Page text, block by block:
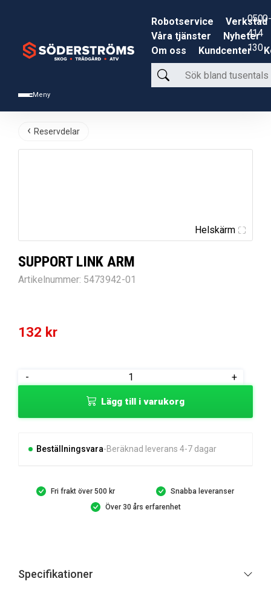
Meny
Robotservice
Verkstad
Våra tjänster
Nyheter
Om oss
Kundcenter
Sök
bland
produkter
0500-
414
130
Reservdelar
Helskärm
SUPPORT LINK ARM
Artikelnummer: 5473942-01
132 kr
-
SUPPORT
mängd
+
Lägg till i varukorg
Beställningsvara Beräknad leverans 4-7 dagar
Fri frakt över 500 kr
Snabba leveranser
Över 30 års erfarenhet
Specifikationer